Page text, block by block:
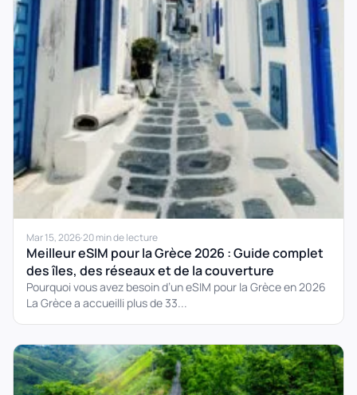
Mar 15, 2026·20 min de lecture
Meilleur eSIM pour la Grèce 2026 : Guide complet
des îles, des réseaux et de la couverture
Pourquoi vous avez besoin d’un eSIM pour la Grèce en 2026
La Grèce a accueilli plus de 33...